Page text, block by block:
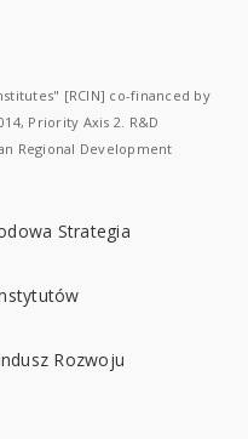
[RCIN] co-financed by
Priority Axis 2. R&D
Regional Development